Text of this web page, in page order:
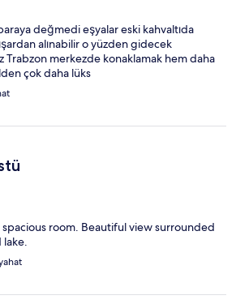
değmedi eşyalar eski kahvaltıda
alınabilir o yüzden gidecek
Trabzon merkezde konaklamak hem daha
çok daha lüks
room. Beautiful view surrounded
lake.